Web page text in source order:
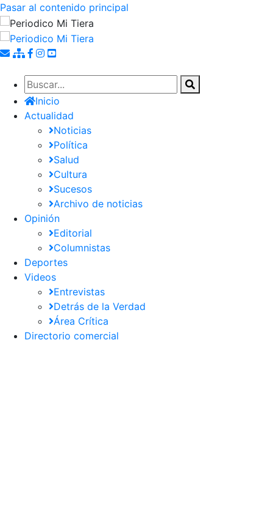
Pasar al contenido principal
Inicio
Actualidad
Noticias
Política
Salud
Cultura
Sucesos
Archivo de noticias
Opinión
Editorial
Columnistas
Deportes
Videos
Entrevistas
Detrás de la Verdad
Área Crítica
Directorio comercial